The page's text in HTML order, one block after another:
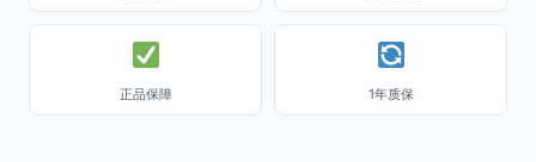
正品保障 1年质保